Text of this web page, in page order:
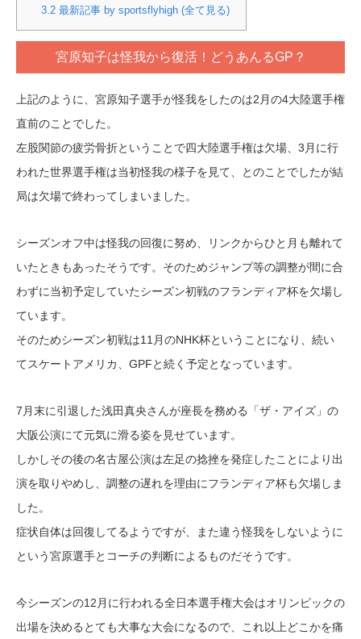
3.2最新記事 by sportsflyhigh (全て見る)
宮原知子は怪我から復活！どうあんるGP？
上記のように、宮原知子選手が怪我をしたのは2月の4大陸選手権
直前のことでした。
左股関節の疲労骨折ということで四大陸選手権は欠場、3月に行
われた世界選手権は当初怪我の様子を見て、とのことでしたが結
局は欠場で終わってしまいました。
シーズンオフ中は怪我の回復に努め、リンクからひと月も離れて
いたときもあったそうです。そのためジャンプ等の調整が間に合
わずに当初予定していたシーズン初戦のフランディア杯を欠場し
ています。
そのためシーズン初戦は11月のNHK杯ということになり、続い
てスケートアメリカ、GPFと続く予定となっています。
7月末に引退した浅田真央さんが座長を務める「ザ・アイズ」の
大阪公演にて元気に滑る姿を見せています。
しかしその後の名古屋公演は左足の捻挫を発症したことにより出
演を取りやめし、調整の遅れを理由にフランディア杯も欠場しま
した。
症状自体は回復してるようですが、また違う怪我をしないように
という宮原選手とコーチの判断によるものだそうです。
今シーズンの12月に行われる全日本選手権大会はオリンピックの
出場を決めるとても大事な大会になるので、これ以上どこかを痛